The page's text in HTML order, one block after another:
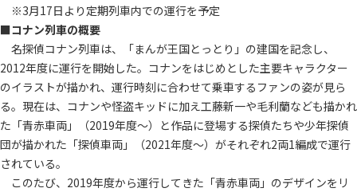
※3月17日より定期列車内での運行を予定
■コナン列車の概要
名探偵コナン列車は、「まんが王国とっとり」の建国を記念し、
2012年度に運行を開始した。コナンをはじめとした主要キャラクター
のイラストが描かれ、運行時刻に合わせて乗車するファンの姿が見ら
る。現在は、コナンや怪盗キッドに加え工藤新一や毛利蘭なども描かれ
た「青赤車両」（2019年度～）と作品に登場する探偵たちや少年探偵
団が描かれた「探偵車両」（2021年度～）がそれぞれ2両1編成で運行
されている。
このたび、2019年度から運行してきた「青赤車両」のデザインをリ